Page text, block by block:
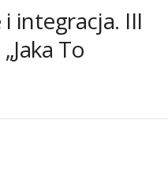
integracja. III
To